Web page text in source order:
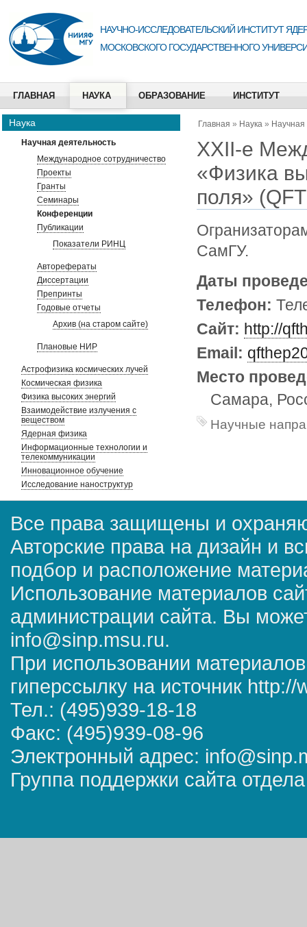
НАУЧНО-ИССЛЕДОВАТЕЛЬСКИЙ ИНСТИТУТ
МОСКОВСКОГО ГОСУДАРСТВЕННОГО
ГЛАВНАЯ НАУКА ОБРАЗОВАНИЕ ИНСТИТУТ
Наука
Научная деятельность
Международное сотрудничество
Проекты
Гранты
Семинары
Конференции
Публикации
Показатели РИНЦ
Авторефераты
Диссертации
Препринты
Годовые отчеты
Архив (на старом сайте)
Плановые НИР
Астрофизика космических лучей
Космическая физика
Физика высоких энергий
Взаимодействие излучения с
веществом
Ядерная физика
Информационные технологии и
телекоммуникации
Инновационное обучение
Исследование наноструктур
Главная » Наука » Научная
XXII-е
«Физика
поля»
СамГУ.
Даты
Телефон:
Сайт: http://
Email:
Место
Самара,
Научные
Все права защищены и
Авторские права на дизайн и
подбор и расположение
Использование материалов
администрации сайта. Вы
info@sinp.msu.ru.
При использовании
гиперссылку на источник
Тел.: (495)939-18-18
Факс: (495)939-08-96
Электронный адрес:
Группа поддержки сайта